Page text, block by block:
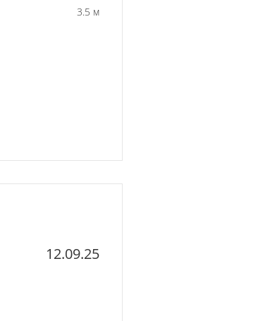
3.5 м
12.09.25